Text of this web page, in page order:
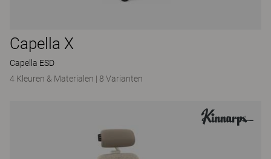
Capella X
Capella ESD
4 Kleuren & Materialen | 8 Varianten